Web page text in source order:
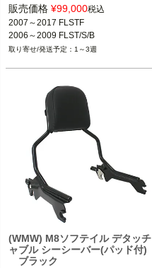
販売価格 ¥99,000税込
2007～2017 FLSTF
2006～2009 FLST/S/B
1～3週
(WMW) M8ソフテイル デタッチ
ャブル シーシーバー(パッド付)
ブラック